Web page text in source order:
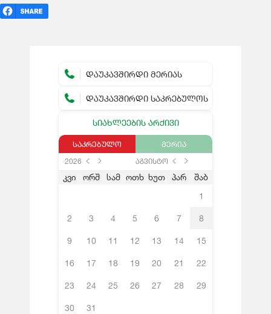
ᲓᲐᲣᲙᲐᲕᲨᲘᲠᲓᲘ ᲛᲔᲠᲘᲐᲡ
ᲓᲐᲣᲙᲐᲕᲨᲘᲠᲓᲘ ᲡᲐᲙᲠᲔᲑᲣᲚᲝᲡ
ᲡᲘᲐᲮᲚᲔᲔᲑᲘᲡ ᲐᲠᲥᲘᲕᲘ
ᲡᲐᲙᲠᲔᲑᲣᲚᲝ ᲛᲔᲠᲘᲐ
2026 აგვისტო
კვი ორშ სამ ოთხ ხუთ პარ
შაბ
1
2 3 4 5 6 7 8
9 10 11 12 13 14 15
16 17 18 19 20 21 22
23 24 25 26 27 28 29
30 31